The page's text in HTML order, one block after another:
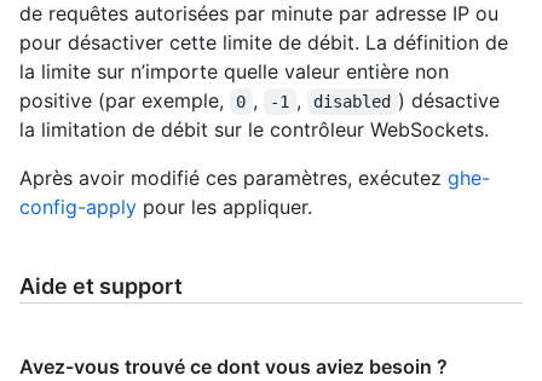
de requêtes autorisées par minute par adresse IP ou
pour désactiver cette limite de débit. La définition de
la limite sur n’importe quelle valeur entière non
positive (par exemple,
0 , -1 , disabled ) désactive
la limitation de débit sur le contrôleur WebSockets.
Après avoir modifié ces paramètres, exécutez ghe-
config-apply pour les appliquer.
Aide et support
Avez-vous trouvé ce dont vous aviez besoin ?